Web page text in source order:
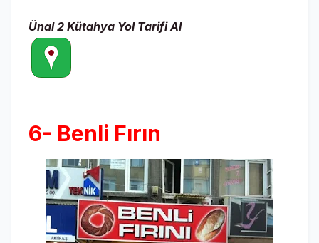
Ünal 2 Kütahya Yol Tarifi Al
6- Benli Fırın